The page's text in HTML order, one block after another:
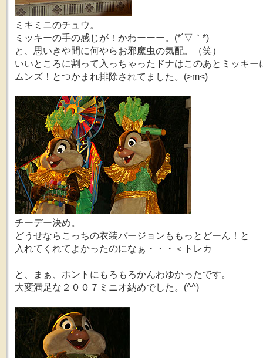
ミキミニのチュウ。
ミッキーの手の感じが！かわーーー。(*´▽｀*)
と、思いきや間に何やらお邪魔虫の気配。（笑）
いいところに割って入っちゃったドナはこのあとミッキー
ムンズ！とつかまれ排除されてました。(>m<)
チーデー決め。
どうせならこっちの衣装バージョンももっとどーん！と
入れてくれてよかったのになぁ・・・＜トレカ
と、まぁ、ホントにもろもろかんわゆかったです。
大変満足な２００７ミニオ納めでした。(^^)